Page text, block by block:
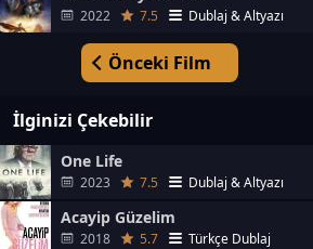
2022 7.5 Dublaj & Altyazı
Önceki Film
İlginizi Çekebilir
One Life
2023 7.5 Dublaj & Altyazı
Acayip Güzelim
2018 5.7 Türkçe Dublaj